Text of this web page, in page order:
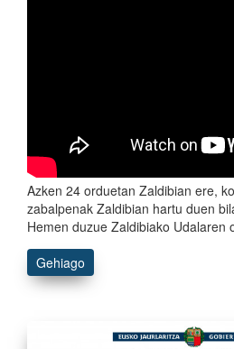
Azken 24 orduetan Zaldibian ere,
zabalpenak Zaldibian hartu duen
Hemen duzue Zaldibiako Udalaren
Gehiago